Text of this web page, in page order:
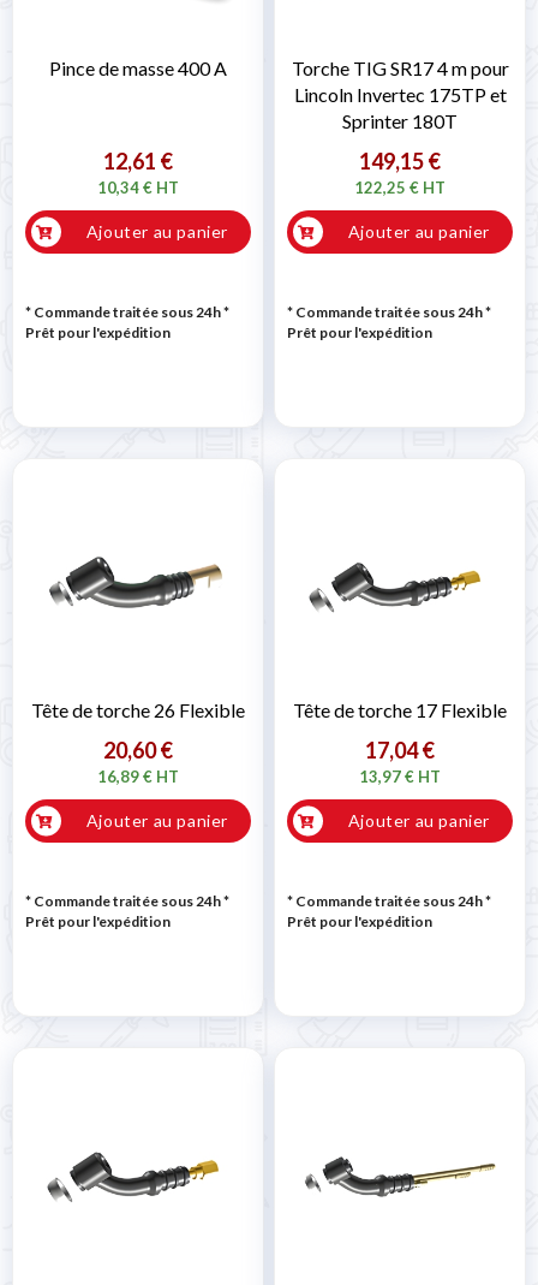
Pince de masse 400 A
12,61 €
10,34 € HT
Ajouter au panier
* Commande traitée sous 24h*
Prêt pour l'expédition
Torche TIG SR17 4 m pour
Lincoln Invertec 175TP et
Sprinter 180T
149,15 €
122,25 € HT
Ajouter au panier
* Commande traitée sous 24h*
Prêt pour l'expédition
Tête de torche 26 Flexible
20,60 €
16,89 € HT
Ajouter au panier
* Commande traitée sous 24h*
Prêt pour l'expédition
Tête de torche 17 Flexible
17,04 €
13,97 € HT
Ajouter au panier
* Commande traitée sous 24h*
Prêt pour l'expédition